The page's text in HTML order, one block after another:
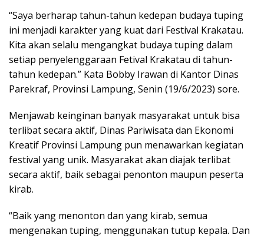
“Saya berharap tahun-tahun kedepan budaya tuping
ini menjadi karakter yang kuat dari Festival Krakatau.
Kita akan selalu mengangkat budaya tuping dalam
setiap penyelenggaraan Fetival Krakatau di tahun-
tahun kedepan.” Kata Bobby Irawan di Kantor Dinas
Parekraf, Provinsi Lampung, Senin (19/6/2023) sore.
Menjawab keinginan banyak masyarakat untuk bisa
terlibat secara aktif, Dinas Pariwisata dan Ekonomi
Kreatif Provinsi Lampung pun menawarkan kegiatan
festival yang unik. Masyarakat akan diajak terlibat
secara aktif, baik sebagai penonton maupun peserta
kirab.
“Baik yang menonton dan yang kirab, semua
mengenakan tuping, menggunakan tutup kepala. Dan